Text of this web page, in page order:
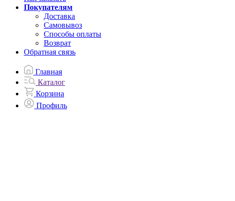
Покупателям
Доставка
Самовывоз
Способы оплаты
Возврат
Обратная связь
Главная
Каталог
Корзина
Профиль